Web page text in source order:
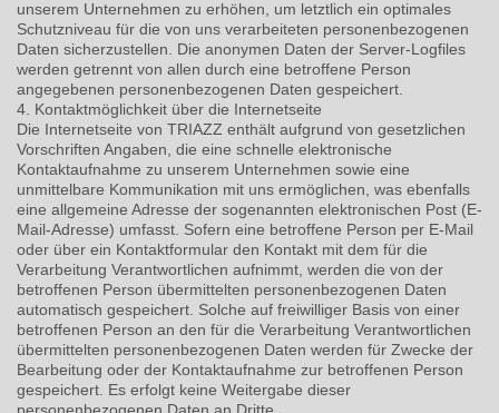
unserem Unternehmen zu erhöhen, um letztlich ein optimales
Schutzniveau für die von uns verarbeiteten personenbezogenen
Daten sicherzustellen. Die anonymen Daten der Server-Logfiles
werden getrennt von allen durch eine betroffene Person
angegebenen personenbezogenen Daten gespeichert.
4. Kontaktmöglichkeit über die Internetseite
Die Internetseite von TRIAZZ enthält aufgrund von gesetzlichen
Vorschriften Angaben, die eine schnelle elektronische
Kontaktaufnahme zu unserem Unternehmen sowie eine
unmittelbare Kommunikation mit uns ermöglichen, was ebenfalls
eine allgemeine Adresse der sogenannten elektronischen Post (E-
Mail-Adresse) umfasst. Sofern eine betroffene Person per E-Mail
oder über ein Kontaktformular den Kontakt mit dem für die
Verarbeitung Verantwortlichen aufnimmt, werden die von der
betroffenen Person übermittelten personenbezogenen Daten
automatisch gespeichert. Solche auf freiwilliger Basis von einer
betroffenen Person an den für die Verarbeitung Verantwortlichen
übermittelten personenbezogenen Daten werden für Zwecke der
Bearbeitung oder der Kontaktaufnahme zur betroffenen Person
gespeichert. Es erfolgt keine Weitergabe dieser
personenbezogenen Daten an Dritte.